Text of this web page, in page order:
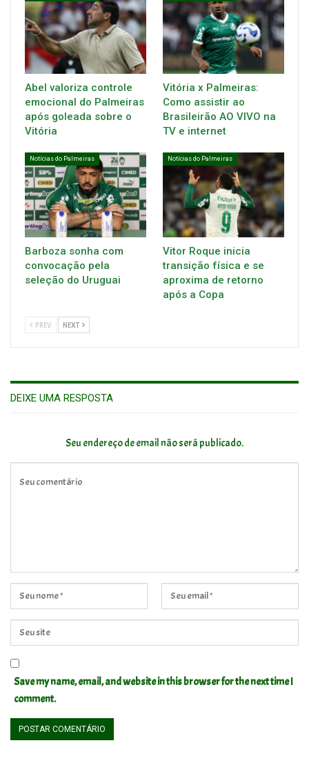
Abel valoriza controle
emocional do Palmeiras
após goleada sobre o
Vitória
Vitória x Palmeiras:
Como assistir ao
Brasileirão AO VIVO na
TV e internet
Notícias do Palmeiras
Barboza sonha com
convocação pela
seleção do Uruguai
Notícias do Palmeiras
Vitor Roque inicia
transição física e se
aproxima de retorno
após a Copa
PREV NEXT
DEIXE UMA RESPOSTA
Seu endereço de email não será publicado.
Save my name, email, and website in this browser for the next time I
comment.